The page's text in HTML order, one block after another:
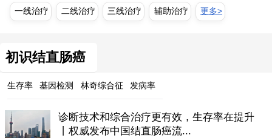
一线治疗 二线治疗 三线治疗 辅助治疗 更多>
初识结直肠癌
生存率 基因检测 林奇综合征 发病率
诊断技术和综合治疗更有效，生存率在提升
丨权威发布中国结直肠癌流...